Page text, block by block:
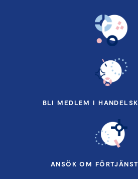
BLI MEDLEM I
ANSÖK OM